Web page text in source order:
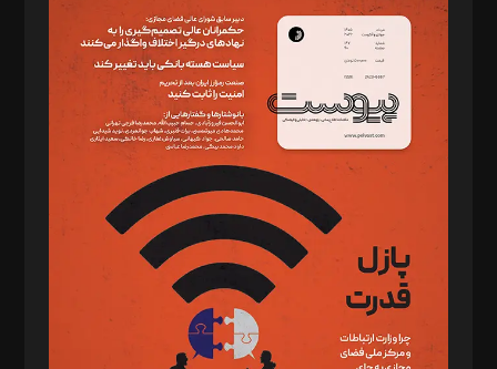
سردبیر: مهرک محمودی
دبیر تحریریه: میثم قاسمی
د‌بیر ناداستان: سمانه سمیع
د‌بیر خدمت و تجارت: ابوالفضل رجبی
د‌بیر حقوق فناوری: حسام‌الدین ایپکچی
د‌بیر پیوست جهان: مینا پاکدل
د‌بیر تحریریه آنلاین: بابک نقاش
تحریریه‌: مجتبی محمود‌ی، آرش برهمند، یسنا امان‌پور، سروش کرمیان،
مصطفی مسجدی آرانی، ابوالفضل رجبی، زهرا فکرانه، فائزه فتحی
رستمی،مصطفی باستان
ویرایش: نگار استاد‌‌آقا
طراح یونیفرم: مجید توکلی